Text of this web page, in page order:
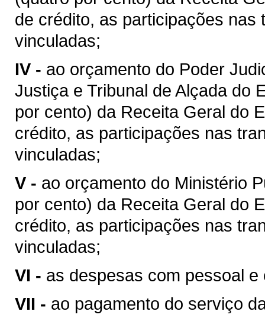
de crédito, as participações
vinculadas;
IV - ao orçamento do Poder
Justiça e Tribunal de Alçada do
por cento) da Receita Geral do
crédito, as participações nas
vinculadas;
V - ao orçamento do Ministério
por cento) da Receita Geral do
crédito, as participações nas
vinculadas;
VI - as despesas com pessoal
VII - ao pagamento do serviço